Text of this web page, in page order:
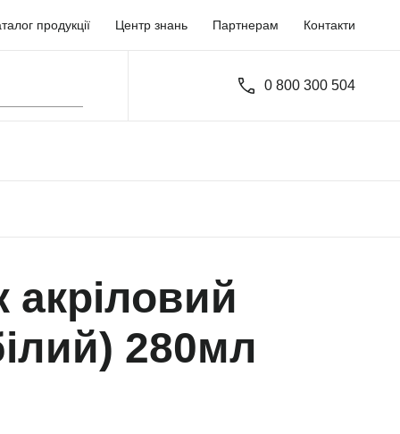
продукції Центр знань Партнерам Контакти
0 800 300 504
акріловий
280мл